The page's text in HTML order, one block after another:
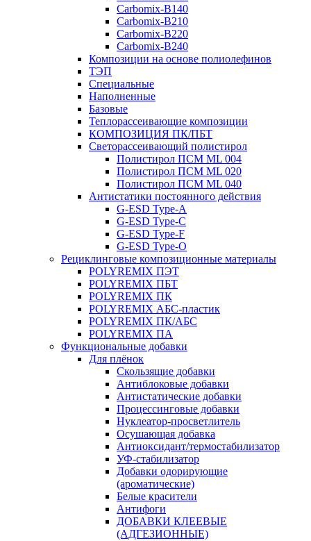
Carbomix-В140
Carbomix-В210
Carbomix-В220
Carbomix-В240
Композиции на основе полиолефинов
ТЭП
Специальные
Наполненные
Базовые
Теплорассеивающие композиции
КОМПОЗИЦИЯ ПК/ПБТ
Светорассеивающий полистирол
Полистирол ПСМ ML 004
Полистирол ПСМ ML 020
Полистирол ПСМ ML 040
Антистатики постоянного действия
G-ESD Type-A
G-ESD Type-C
G-ESD Type-F
G-ESD Type-O
Рециклинговые композиционные материалы
POLYREMIX ПЭТ
POLYREMIX ПБТ
POLYREMIX ПК
POLYREMIX АБС-пластик
POLYREMIX ПК/АБС
POLYREMIX ПА
Функциональные добавки
Для плёнок
Скользящие добавки
Антиблоковые добавки
Антистатические добавки
Процессинговые добавки
Нуклеатор-просветлитель
Осушающая добавка
Антиоксидант/термостабилизатор
УФ-стабилизатор
Добавки одорирующие
(ароматические)
Белые красители
Антифоги
ДОБАВКИ КЛЕЕВЫЕ
(АДГЕЗИОННЫЕ)